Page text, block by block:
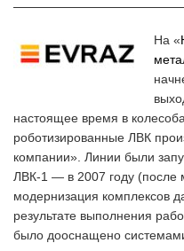
На «
настоящее время в
роботизированные ЛВК
компании». Линии были
ЛВК-1 — в 2007 году (после
модернизация комплексов
результате выполнения
было дооснащено